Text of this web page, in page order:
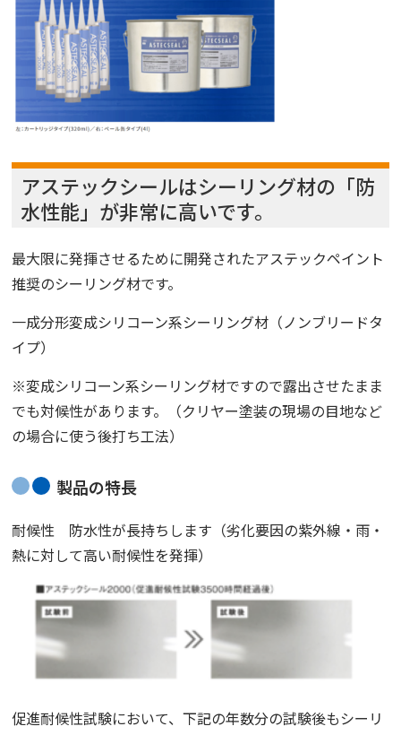
アステックシールはシーリング材の「防
水性能」が非常に高いです。
最大限に発揮させるために開発されたアステックペイント
推奨のシーリング材です。
一成分形変成シリコーン系シーリング材（ノンブリードタ
イプ）
※変成シリコーン系シーリング材ですので露出させたまま
でも対候性があります。（クリヤー塗装の現場の目地など
の場合に使う後打ち工法）
製品の特長
耐候性 防水性が長持ちします（劣化要因の紫外線・雨・
熱に対して高い耐候性を発揮）
促進耐候性試験において、下記の年数分の試験後もシーリ